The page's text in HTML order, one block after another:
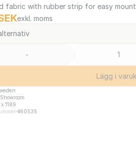
fabric with rubber strip for easy
exkl. moms
-
Lägg i
Showroom
1189
460535